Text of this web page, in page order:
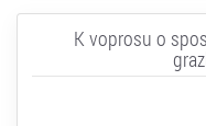
K voprosu o